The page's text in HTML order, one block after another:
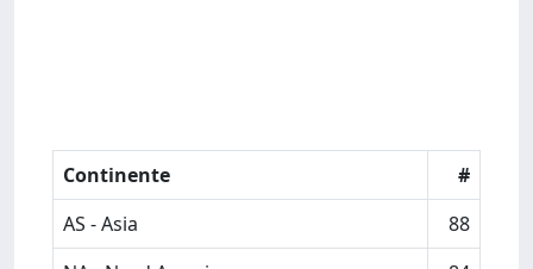
Continente
#
AS - Asia
88